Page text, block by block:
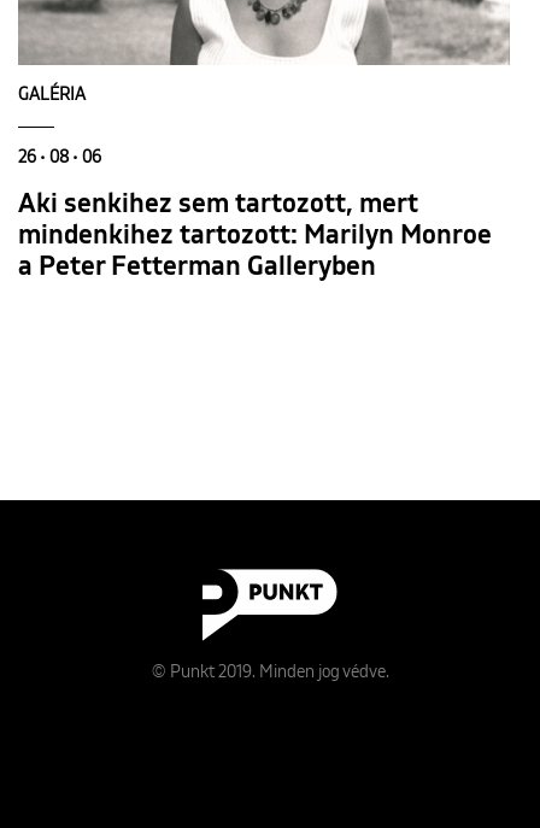
GALÉRIA
26 • 08 • 06
Aki senkihez sem tartozott, mert
mindenkihez tartozott: Marilyn Monroe
a Peter Fetterman Galleryben
© Punkt 2019. Minden jog védve.